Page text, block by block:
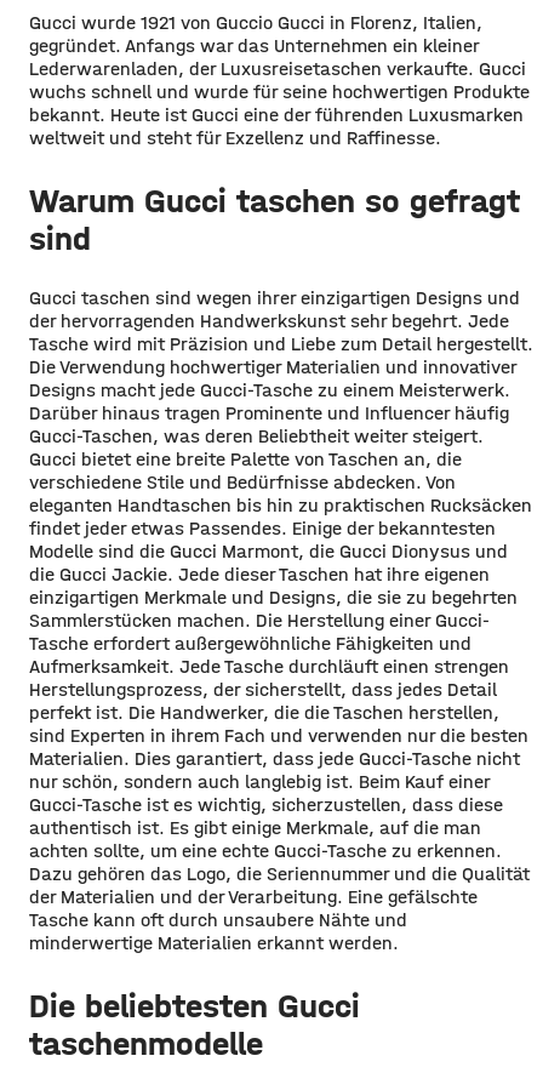
Gucci wurde 1921 von Guccio Gucci in Florenz, Italien,
gegründet. Anfangs war das Unternehmen ein kleiner
Lederwarenladen, der Luxusreisetaschen verkaufte. Gucci
wuchs schnell und wurde für seine hochwertigen Produkte
bekannt. Heute ist Gucci eine der führenden Luxusmarken
weltweit und steht für Exzellenz und Raffinesse.
Warum Gucci taschen so gefragt
sind
Gucci taschen sind wegen ihrer einzigartigen Designs und
der hervorragenden Handwerkskunst sehr begehrt. Jede
Tasche wird mit Präzision und Liebe zum Detail hergestellt.
Die Verwendung hochwertiger Materialien und innovativer
Designs macht jede Gucci-Tasche zu einem Meisterwerk.
Darüber hinaus tragen Prominente und Influencer häufig
Gucci-Taschen, was deren Beliebtheit weiter steigert.
Gucci bietet eine breite Palette von Taschen an, die
verschiedene Stile und Bedürfnisse abdecken. Von
eleganten Handtaschen bis hin zu praktischen Rucksäcken
findet jeder etwas Passendes. Einige der bekanntesten
Modelle sind die Gucci Marmont, die Gucci Dionysus und
die Gucci Jackie. Jede dieser Taschen hat ihre eigenen
einzigartigen Merkmale und Designs, die sie zu begehrten
Sammlerstücken machen. Die Herstellung einer Gucci-
Tasche erfordert außergewöhnliche Fähigkeiten und
Aufmerksamkeit. Jede Tasche durchläuft einen strengen
Herstellungsprozess, der sicherstellt, dass jedes Detail
perfekt ist. Die Handwerker, die die Taschen herstellen,
sind Experten in ihrem Fach und verwenden nur die besten
Materialien. Dies garantiert, dass jede Gucci-Tasche nicht
nur schön, sondern auch langlebig ist. Beim Kauf einer
Gucci-Tasche ist es wichtig, sicherzustellen, dass diese
authentisch ist. Es gibt einige Merkmale, auf die man
achten sollte, um eine echte Gucci-Tasche zu erkennen.
Dazu gehören das Logo, die Seriennummer und die Qualität
der Materialien und der Verarbeitung. Eine gefälschte
Tasche kann oft durch unsaubere Nähte und
minderwertige Materialien erkannt werden.
Die beliebtesten Gucci
taschenmodelle